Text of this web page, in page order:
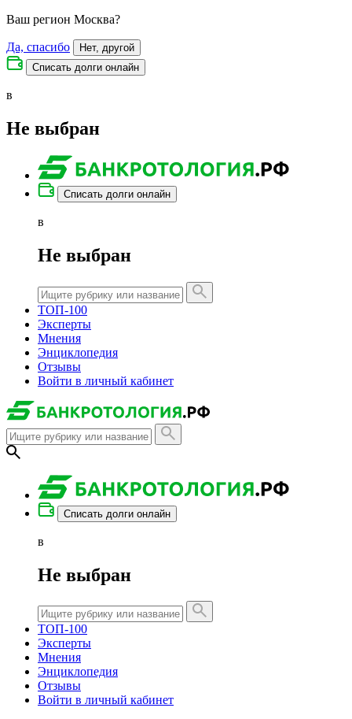
Ваш регион Москва?
Да, спасибо
Нет, другой
Списать долги онлайн
в
Не выбран
Списать долги онлайн
в
Не выбран
ТОП-100
Эксперты
Мнения
Энциклопедия
Отзывы
Войти в личный кабинет
Списать долги онлайн
в
Не выбран
ТОП-100
Эксперты
Мнения
Энциклопедия
Отзывы
Войти в личный кабинет